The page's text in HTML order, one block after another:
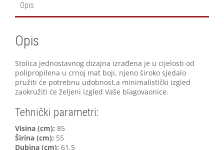
Opis
Opis
Stolica jednostavnog dizajna izrađena je u cijelosti od
polipropilena u crnoj mat boji, njeno široko sjedalo
pružiti će potrebnu udobnost,a minimalistički izgled
zaokružiti će željeni izgled Vaše blagovaonice.
Tehnički parametri:
Visina (cm): 85
Širina (cm): 55
Dubina (cm): 61,5